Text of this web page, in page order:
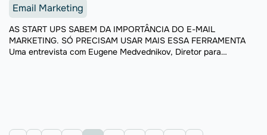
Email Marketing
AS START UPS SABEM DA IMPORTÂNCIA DO E-MAIL
MARKETING. SÓ PRECISAM USAR MAIS ESSA FERRAMENTA
Uma entrevista com Eugene Medvednikov, Diretor para